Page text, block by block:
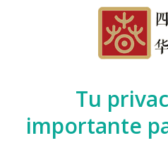
Tu
importante
Programación Escenario ANX 2026
Barcelona junto con: